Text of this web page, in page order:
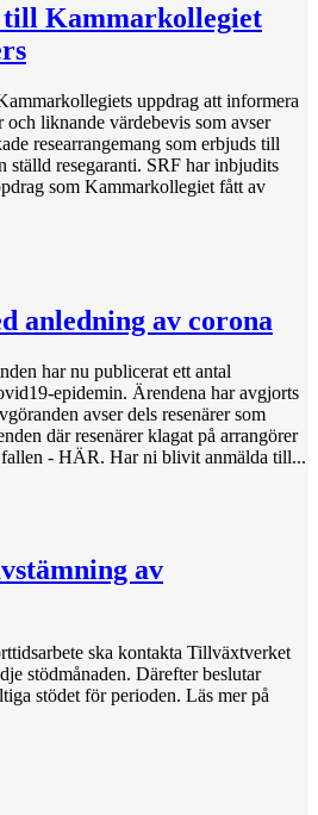
till Kammarkollegiet
uppdrag att informera
liknande värdebevis som avser
researrangemang som erbjuds till
ställd resegaranti. SRF har inbjudits
som Kammarkollegiet fått av
anledning av corona
har nu publicerat ett antal
epidemin. Ärendena har avgjorts
avser dels resenärer som
där resenärer klagat på arrangörer
- HÄR. Har ni blivit anmälda till...
av
ska kontakta Tillväxtverket
stödmånaden. Därefter beslutar
stödet för perioden. Läs mer på